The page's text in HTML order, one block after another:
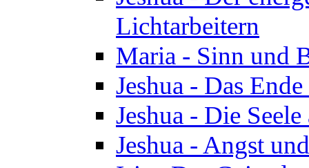
Lichtarbeitern
Maria - Sinn und
Jeshua - Das
Jeshua - Die
Jeshua - Angst